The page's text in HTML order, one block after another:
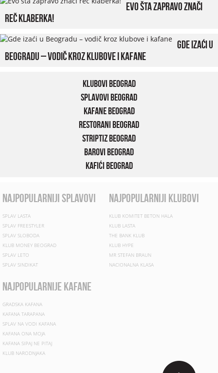
Evo šta zapravo znači
reč klaberka!
Gde izaći u
Beogradu – vodič kroz klubove i kafane
Klubovi Beograd
Splavovi Beograd
Kafane Beograd
Restorani Beograd
Striptiz Beograd
Barovi Beograd
Kafići Beograd
najpopularniji splavovi
SPLAV LASTA
SPLAV FREESTYLER
SPLAV SLOBODA
KLUB MONEY BEOGRAD
SPLAV LETO
SPLAV SINDIKAT
najpopularniji klubovi
KLUB KOMITET BETON HALA
KLUB LASTA
THE BANK KLUB
KLUB HYPE
MR STEFAN BRAUN
NACIONALNA KLASA
najpopularnije kafane
GRADSKA KAFANA
KAFANA TARAPANA
SPLAV NA VODI KAFANA
KAFANA ONA MOJA
KAFANA SIPAJ NE PITAJ
KLUB NARODNJAKA